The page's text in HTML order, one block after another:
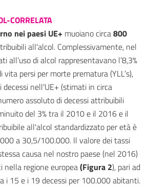
CORRELATA
nei paesi UE+ muoiano circa800
all'alcol. Complessivamente, nel
all’uso di alcol rappresentavano l’8,3%
persi per morte prematura (YLL’s),
nell'UE+ (stimati in circa
assoluto di decessi attribuibili
del 3% tra il 2010 e il 2016 e il
all'alcol standardizzato per età è
a 30,5/100.000. Il valore dei tassi
causa nel nostro paese (nel 2016)
nella regione europea(Figura 2), pari ad
i 15 e i 19 decessi per 100.000 abitanti.